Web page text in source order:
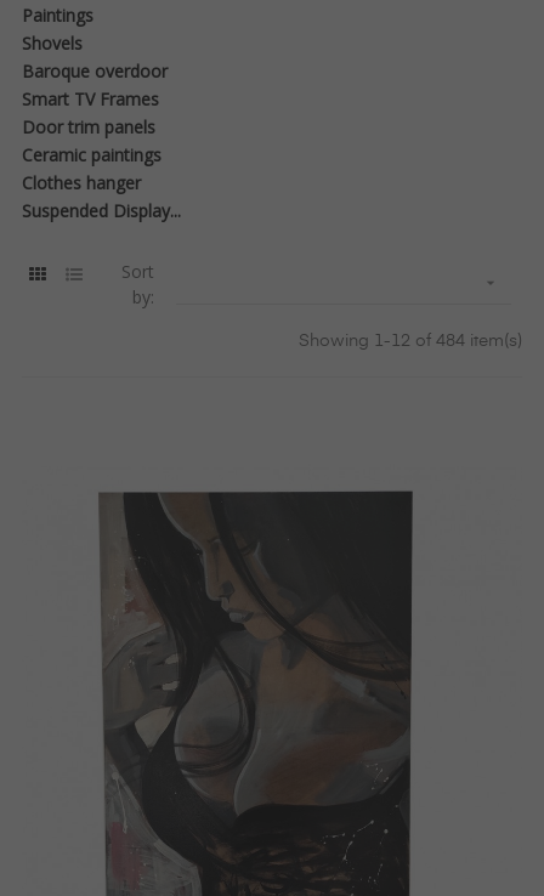
Paintings
Shovels
Baroque overdoor
Smart TV Frames
Door trim panels
Ceramic paintings
Clothes hanger
Suspended Display...
Sort
by:

Showing 1-12 of 484 item(s)